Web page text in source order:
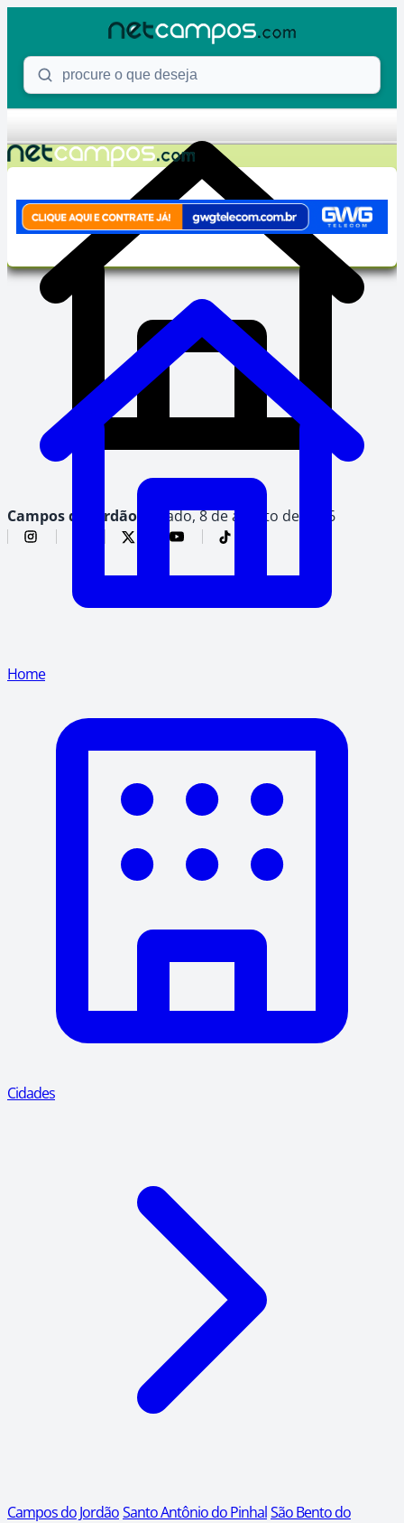
Procure o que deseja
Campos do Jordão, sábado, 8 de agosto de 2026
Home
Cidades
Campos do JordãoSanto Antônio do PinhalSão Bento do